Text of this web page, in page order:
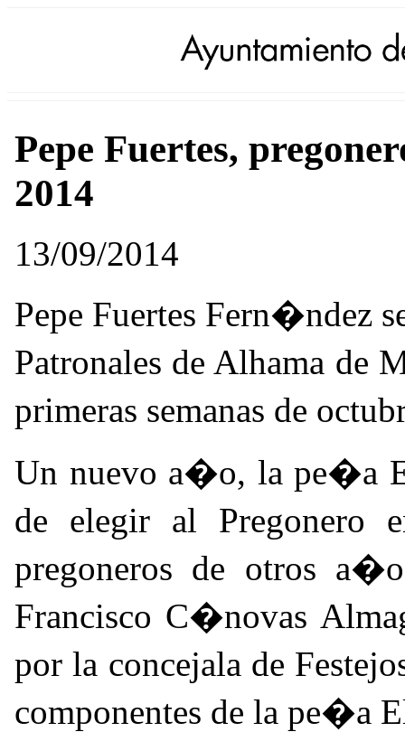
Pepe Fuertes,
2014
13/09/2014
Pepe Fuertes Fern�ndez
Patronales de Alhama de
primeras semanas de
Un nuevo a�o, la pe�a
de elegir al Pregonero
pregoneros de otros
Francisco C�novas
por la concejala de
componentes de la pe�a